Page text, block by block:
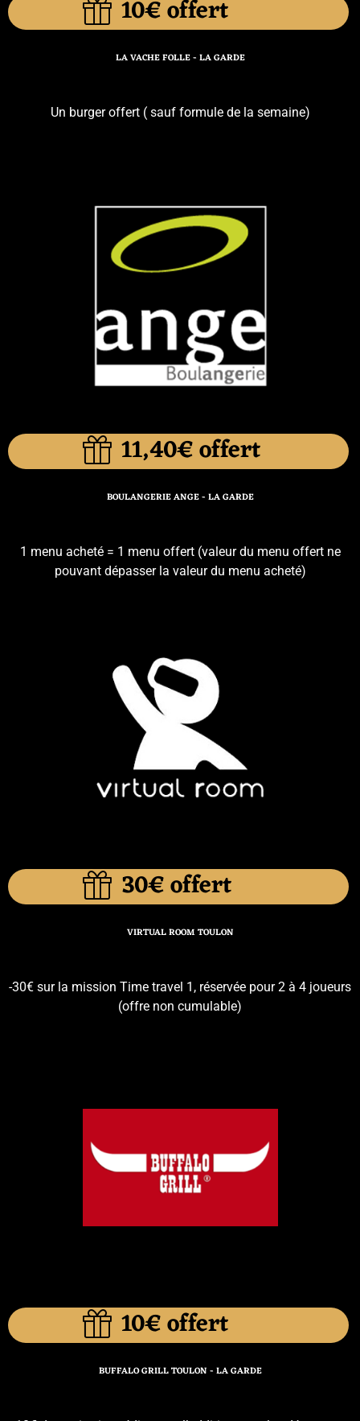
10€ offert
LA VACHE FOLLE - LA GARDE
Un burger offert ( sauf formule de la semaine)
11,40€ offert
BOULANGERIE ANGE - LA GARDE
1 menu acheté = 1 menu offert (valeur du menu offert ne
pouvant dépasser la valeur du menu acheté)
30€ offert
VIRTUAL ROOM TOULON
-30€ sur la mission Time travel 1, réservée pour 2 à 4 joueurs
(offre non cumulable)
10€ offert
BUFFALO GRILL TOULON - LA GARDE